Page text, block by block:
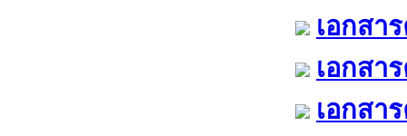
เอกสา
เอกสา
เอกสา